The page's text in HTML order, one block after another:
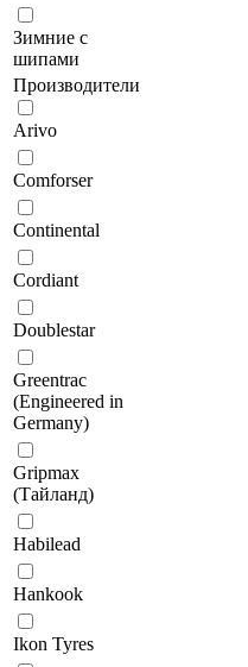
Зимние с
шипами
Производители
Arivo
Comforser
Continental
Cordiant
Doublestar
Greentrac
(Engineered in
Germany)
Gripmax
(Тайланд)
Habilead
Hankook
Ikon Tyres